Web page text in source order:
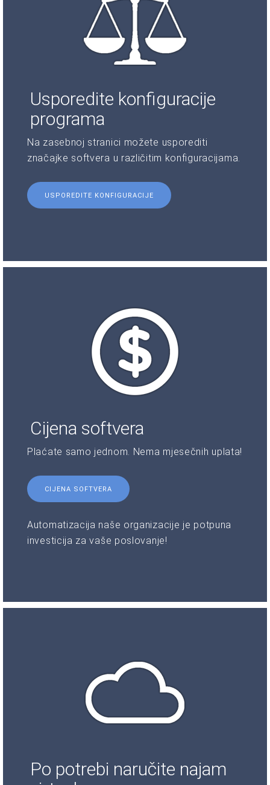
Usporedite konfiguracije
programa
Na zasebnoj stranici možete usporediti
značajke softvera u različitim konfiguracijama.
USPOREDITE KONFIGURACIJE
Cijena softvera
Plaćate samo jednom. Nema mjesečnih uplata!
CIJENA SOFTVERA
Automatizacija naše organizacije je potpuna
investicija za vaše poslovanje!
Po potrebi naručite najam